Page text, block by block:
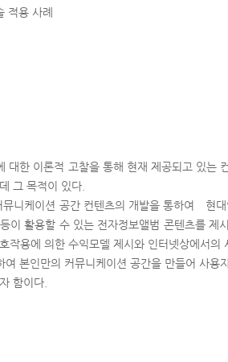
적용 사례
대한 이론적 고찰을 통해 현재 제공되고 있는
그 목적이 있다.
뮤니케이션 공간 컨텐츠의 개발을 통하여 현
이 활용할 수 있는 전자정보앨범 콘텐츠를 제
작용에 의한 수익모델 제시와 인터넷상에서의
여 본인만의 커뮤니케이션 공간을 만들어 사
함이다.